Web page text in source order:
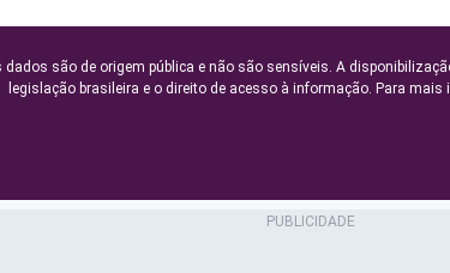
dados são de origem pública e não são sensíveis. A
legislação brasileira e o direito de acesso à informação. Para mais